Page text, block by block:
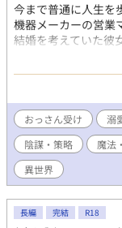
今まで普通に人生を
機器メーカーの営業
結婚を考えていた彼
いたのだ。わかっ
た…。 それから8年
なってしまったら
まった。 そんな俺
は目の前で片膝を付
見つめる。 どう見
投稿です。 ※異世界
に、説明に近い文が
ると幸いです。 ※「
おっさん受け 溺
陰謀・策略
魔法
異世界
長編 完結 R18